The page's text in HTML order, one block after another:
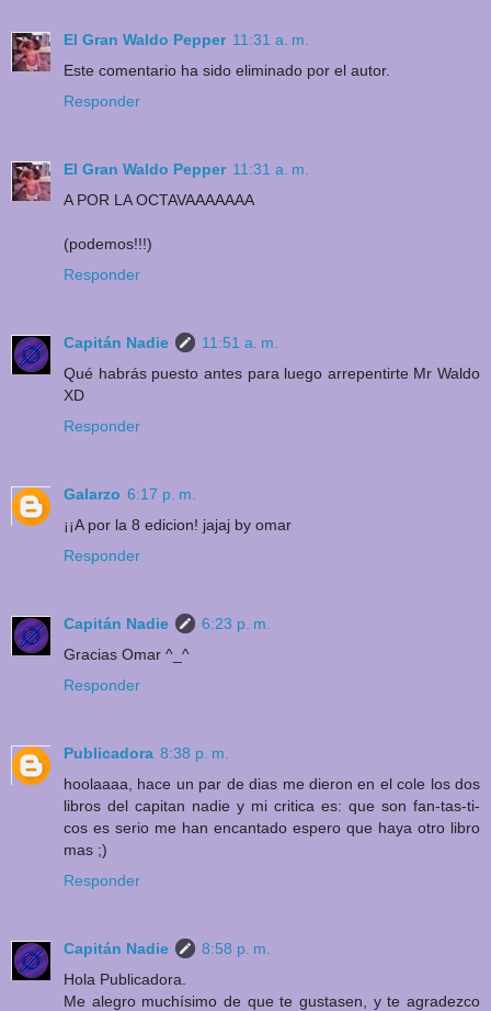
El Gran Waldo Pepper 11:31 a. m.
Este comentario ha sido eliminado por el autor.
Responder
El Gran Waldo Pepper 11:31 a. m.
A POR LA OCTAVAAAAAAA
(podemos!!!)
Responder
Capitán Nadie
11:51 a. m.
Qué habrás puesto antes para luego arrepentirte Mr Waldo
XD
Responder
Galarzo 6:17 p. m.
¡¡A por la 8 edicion! jajaj by omar
Responder
Capitán Nadie
6:23 p. m.
Gracias Omar ^_^
Responder
Publicadora 8:38 p. m.
hoolaaaa, hace un par de dias me dieron en el cole los dos
libros del capitan nadie y mi critica es: que son fan-tas-ti-
cos es serio me han encantado espero que haya otro libro
mas ;)
Responder
Capitán Nadie
8:58 p. m.
Hola Publicadora.
Me alegro muchísimo de que te gustasen, y te agradezco